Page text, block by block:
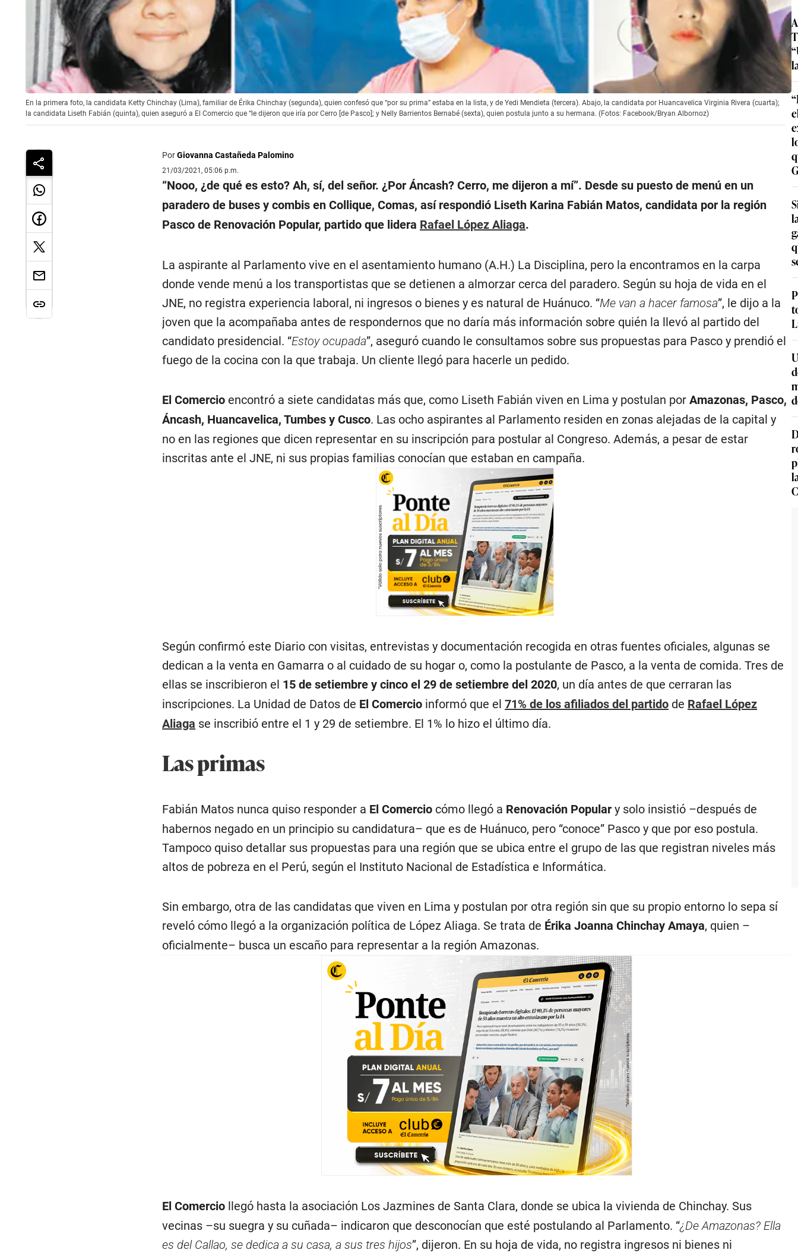
En la primera foto, la candidata Ketty Chinchay (Lima), familiar de Érika Chinchay (segunda), quien confesó que “por su prima” estaba en la lista, y de Yedi Mendieta (tercera). Abajo, la candidata por Huancavelica Virginia Rivera (cuarta);
la candidata Liseth Fabián (quinta), quien aseguró a El Comercio que “le dijeron que iría por Cerro [de Pasco]; y Nelly Barrientos Bernabé (sexta), quien postula junto a su hermana. (Fotos: Facebook/Bryan Albornoz)
PorGiovanna Castañeda Palomino
21/03/2021, 05:06 p.m.
“Nooo, ¿de qué es esto? Ah, sí, del señor. ¿Por Áncash? Cerro, me dijeron a mí”. Desde su puesto de menú en un
paradero de buses y combis en Collique, Comas, así respondió Liseth Karina Fabián Matos, candidata por la región
Pasco de Renovación Popular, partido que lidera Rafael López Aliaga.
La aspirante al Parlamento vive en el asentamiento humano (A.H.) La Disciplina, pero la encontramos en la carpa
donde vende menú a los transportistas que se detienen a almorzar cerca del paradero. Según su hoja de vida en el
JNE, no registra experiencia laboral, ni ingresos o bienes y es natural de Huánuco. “Me van a hacer famosa”, le dijo a la
joven que la acompañaba antes de respondernos que no daría más información sobre quién la llevó al partido del
candidato presidencial. “Estoy ocupada”, aseguró cuando le consultamos sobre sus propuestas para Pasco y prendió el
fuego de la cocina con la que trabaja. Un cliente llegó para hacerle un pedido.
El Comercio encontró a siete candidatas más que, como Liseth Fabián viven en Lima y postulan porAmazonas, Pasco,
Áncash, Huancavelica, Tumbes y Cusco. Las ocho aspirantes al Parlamento residen en zonas alejadas de la capital y
no en las regiones que dicen representar en su inscripción para postular al Congreso. Además, a pesar de estar
inscritas ante el JNE, ni sus propias familias conocían que estaban en campaña.
Según confirmó este Diario con visitas, entrevistas y documentación recogida en otras fuentes oficiales, algunas se
dedican a la venta en Gamarra o al cuidado de su hogar o, como la postulante de Pasco, a la venta de comida. Tres de
ellas se inscribieron el 15 de setiembre y cinco el 29 de setiembre del 2020, un día antes de que cerraran las
inscripciones. La Unidad de Datos de El Comercio informó que el71% de los afiliados del partido de Rafael López
Aliaga se inscribió entre el 1 y 29 de setiembre. El 1% lo hizo el último día.
Las primas
Fabián Matos nunca quiso responder a El Comercio cómo llegó a Renovación Populary solo insistió –después de
habernos negado en un principio su candidatura– que es de Huánuco, pero “conoce” Pasco y que por eso postula.
Tampoco quiso detallar sus propuestas para una región que se ubica entre el grupo de las que registran niveles más
altos de pobreza en el Perú, según el Instituto Nacional de Estadística e Informática.
Sin embargo, otra de las candidatas que viven en Lima y postulan por otra región sin que su propio entorno lo sepa sí
reveló cómo llegó a la organización política de López Aliaga. Se trata de Érika Joanna Chinchay Amaya, quien –
oficialmente– busca un escaño para representar a la región Amazonas.
El Comercio llegó hasta la asociación Los Jazmines de Santa Clara, donde se ubica la vivienda de Chinchay. Sus
vecinas –su suegra y su cuñada– indicaron que desconocían que esté postulando al Parlamento. “¿De Amazonas? Ella
es del Callao, se dedica a su casa, a sus tres hijos”, dijeron. En su hoja de vida, no registra ingresos ni bienes ni